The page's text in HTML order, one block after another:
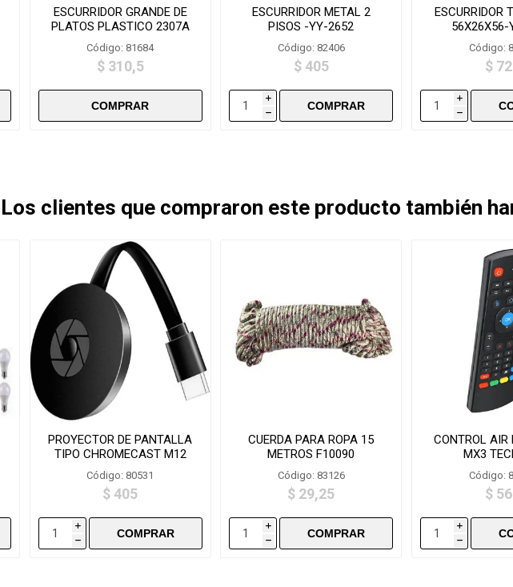
ESCURRIDOR GRANDE DE
PLATOS PLASTICO 2307A
Código: 81684
$ 310,5
ESCURRIDOR METAL 2
PISOS -YY-2652
Código: 82406
$ 405
i
h
ESCURRIDOR
56X26X56-
Código:
$
i
h
Los clientes que compraron este producto también
PROYECTOR DE PANTALLA
TIPO CHROMECAST M12
PLUS
Código: 80531
$ 405
i
h
CUERDA PARA ROPA 15
METROS F10090
Código: 83126
$ 29,25
i
h
CONTROL AIR
MX3
Código:
$
i
h